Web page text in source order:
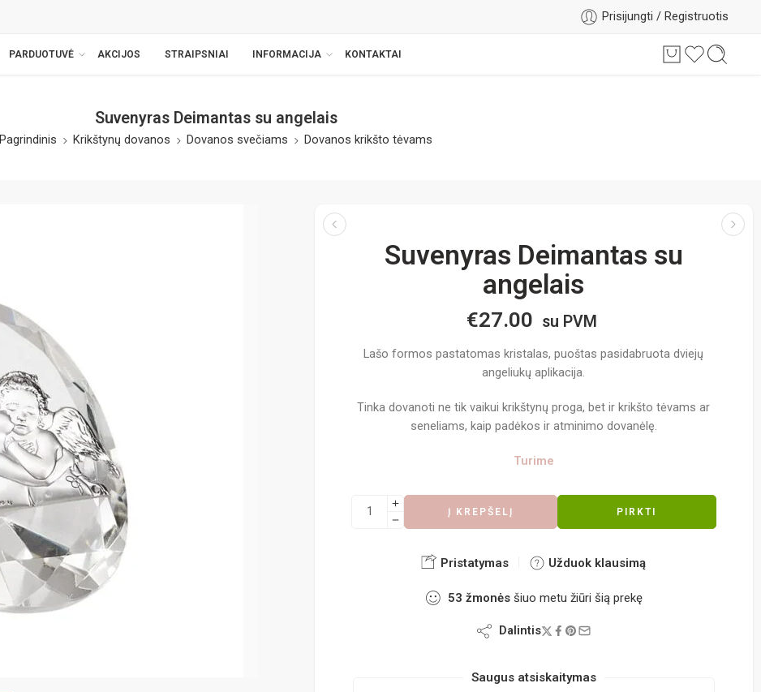
Prisijungti / Registruotis
PARDUOTUVĖ AKCIJOS STRAIPSNIAI INFORMACIJA KONTAKTAI
Suvenyras Deimantas su angelais
Pagrindinis Krikštynų dovanos Dovanos svečiams Dovanos krikšto tėvams
Suvenyras Deimantas su
angelais
€27.00 su PVM
Lašo formos pastatomas kristalas, puoštas pasidabruota dviejų
angeliukų aplikacija.
Tinka dovanoti ne tik vaikui krikštynų proga, bet ir krikšto tėvams ar
seneliams, kaip padėkos ir atminimo dovanėlę.
Turime
Į KREPŠELĮ PIRKTI
Pristatymas Užduok klausimą
53 žmonėsšiuo metu žiūri šią prekę
Dalintis
Saugus atsiskaitymas